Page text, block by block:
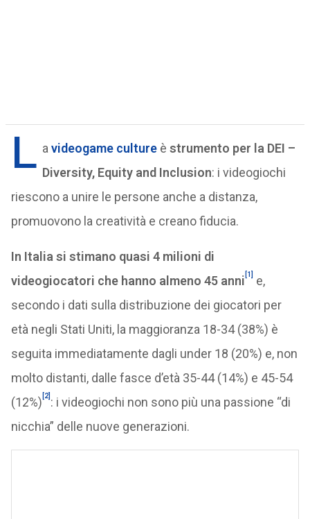
L a videogame cultureè strumento per la DEI –
Diversity, Equity and Inclusion: i videogiochi
riescono a unire le persone anche a distanza,
promuovono la creatività e creano fiducia.
In Italia si stimano quasi 4 milioni di
videogiocatori che hanno almeno 45 anni [1]
e,
secondo i dati sulla distribuzione dei giocatori per
età negli Stati Uniti, la maggioranza 18-34 (38%) è
seguita immediatamente dagli under 18 (20%) e, non
molto distanti, dalle fasce d’età 35-44 (14%) e 45-54
(12%) [2] : i videogiochi non sono più una passione “di
nicchia” delle nuove generazioni.